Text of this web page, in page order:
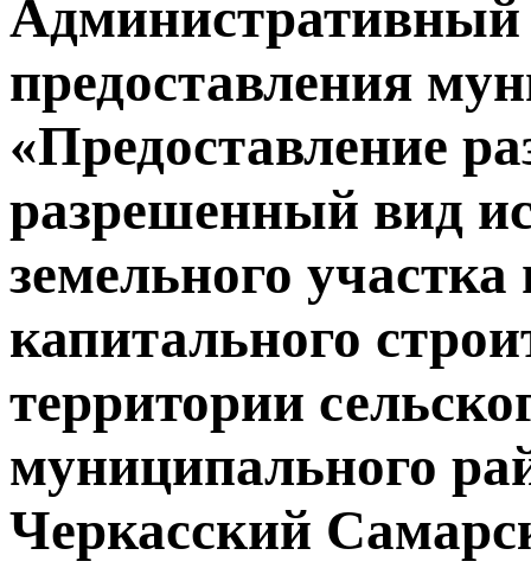
Административный
предоставления
«Предоставление
разрешенный вид
земельного
капитального
территории
муниципального
Черкасский